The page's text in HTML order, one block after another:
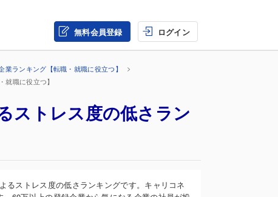
無料会員登録 ログイン
業ランキング【転職・就職に役立つ】
職に役立つ】
ストレス度の低さラン
るストレス度の低さランキングです。キャリコネ